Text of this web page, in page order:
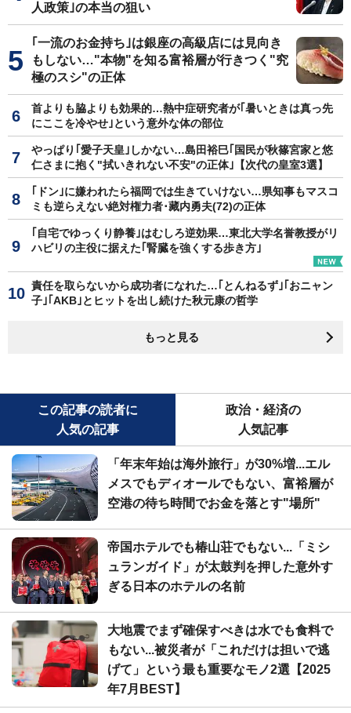
人政策｣の本当の狙い
｢一流のお金持ち｣は銀座の高級店には見向き
もしない…"本物"を知る富裕層が行きつく"究
極のスシ"の正体
首よりも脇よりも効果的…熱中症研究者が｢暑いときは真っ先
にここを冷やせ｣という意外な体の部位
やっぱり｢愛子天皇｣しかない…島田裕巳｢国民が秋篠宮家と悠
仁さまに抱く"拭いきれない不安"の正体｣【次代の皇室3選】
｢ドン｣に嫌われたら福岡では生きていけない…県知事もマスコ
ミも逆らえない絶対権力者･藏内勇夫(72)の正体
｢自宅でゆっくり静養｣はむしろ逆効果…東北大学名誉教授がリ
ハビリの主役に据えた｢腎臓を強くする歩き方｣
責任を取らないから成功者になれた…｢とんねるず｣｢おニャン
子｣｢AKB｣とヒットを出し続けた秋元康の哲学
もっと見る
この記事の読者に
人気の記事
政治・経済の
人気記事
「年末年始は海外旅行」が30%増...エル
メスでもディオールでもない、富裕層が
空港の待ち時間でお金を落とす"場所"
帝国ホテルでも椿山荘でもない...「ミシ
ュランガイド」が太鼓判を押した意外す
ぎる日本のホテルの名前
大地震でまず確保すべきは水でも食料で
もない...被災者が「これだけは担いで逃
げて」という最も重要なモノ2選【2025
年7月BEST】